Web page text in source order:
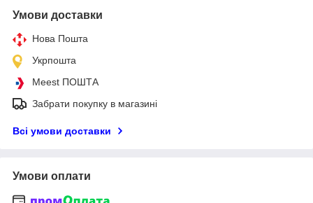
Умови доставки
Нова Пошта
Укрпошта
Meest ПОШТА
Забрати покупку в магазині
Всі умови доставки
Умови оплати